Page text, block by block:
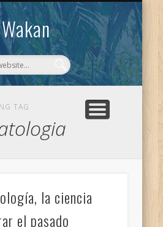
Wakan
WAKAN
CONTACTO
TAG
la ciencia
el pasado